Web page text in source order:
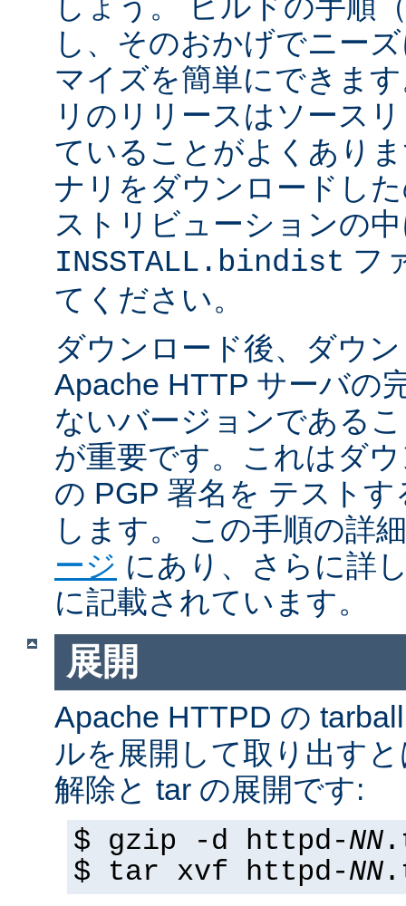
し、そのおかげでニー
マイズを簡単にできま
リのリリースはソース
ていることがよくあり
ナリをダウンロードし
ストリビューションの
INSSTALL.bindist フ
てください。
ダウンロード後、ダウ
Apache HTTP サーバの
ないバージョンである
が重要です。これはダ
の PGP 署名を テスト
します。 この手順の詳
ージ にあり、さらに詳
に記載されています。
展開
Apache HTTPD の
ルを展開して取り出す
解除と tar の展開です:
$ gzip -d httpd-NN
$ tar xvf httpd-NN